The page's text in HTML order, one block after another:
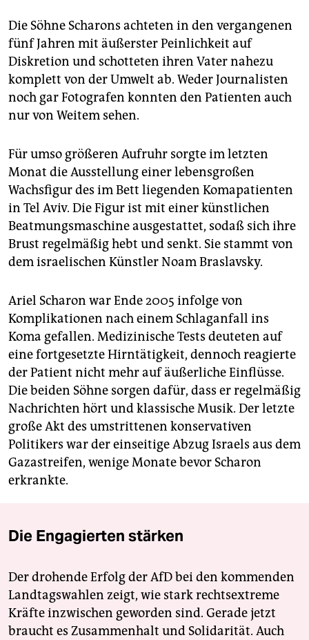
Die Söhne Scharons achteten in den vergangenen
fünf Jahren mit äußerster Peinlichkeit auf
Diskretion und schotteten ihren Vater nahezu
komplett von der Umwelt ab. Weder Journalisten
noch gar Fotografen konnten den Patienten auch
nur von Weitem sehen.
Für umso größeren Aufruhr sorgte im letzten
Monat die Ausstellung einer lebensgroßen
Wachsfigur des im Bett liegenden Komapatienten
in Tel Aviv. Die Figur ist mit einer künstlichen
Beatmungsmaschine ausgestattet, sodaß sich ihre
Brust regelmäßig hebt und senkt. Sie stammt von
dem israelischen Künstler Noam Braslavsky.
Ariel Scharon war Ende 2005 infolge von
Komplikationen nach einem Schlaganfall ins
Koma gefallen. Medizinische Tests deuteten auf
eine fortgesetzte Hirntätigkeit, dennoch reagierte
der Patient nicht mehr auf äußerliche Einflüsse.
Die beiden Söhne sorgen dafür, dass er regelmäßig
Nachrichten hört und klassische Musik. Der letzte
große Akt des umstrittenen konservativen
Politikers war der einseitige Abzug Israels aus dem
Gazastreifen, wenige Monate bevor Scharon
erkrankte.
Die Engagierten stärken
Der drohende Erfolg der AfD bei den kommenden
Landtagswahlen zeigt, wie stark rechtsextreme
Kräfte inzwischen geworden sind. Gerade jetzt
braucht es Zusammenhalt und Solidarität. Auch